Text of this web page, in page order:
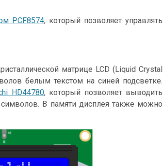
PCF8574, который позволяет управлять
матрице LCD (Liquid Crystal
белым текстом на синей подсветке.
HD44780, который позволяет выводить
В памяти дисплея также можно